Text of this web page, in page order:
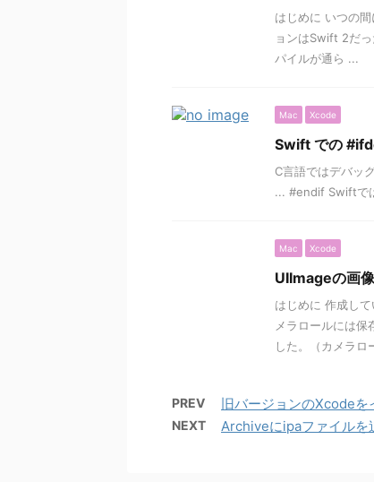
はじめに いつの
ョンはSwift 2だ
パイルが通ら ...
Mac Xcode
Swift での
C言語ではデバッ
... #endif Swiftで
Mac Xcode
UIImageの画
はじめに 作成し
メラロールには
した。（カメラロ
PREV 旧バージョンのXcodeを
NEXT Archiveにipaファイルを